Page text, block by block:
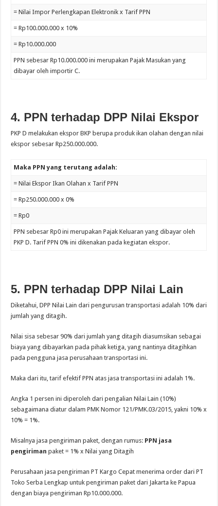
= Nilai Impor Perlengkapan Elektronik x Tarif PPN
= Rp100.000.000 x 10%
= Rp10.000.000
PPN sebesar Rp10.000.000 ini merupakan Pajak Masukan yang
dibayar oleh importir C.
4. PPN terhadap DPP Nilai Ekspor
PKP D melakukan ekspor BKP berupa produk ikan olahan dengan nilai
ekspor sebesar Rp250.000.000.
Maka PPN yang terutang adalah:
= Nilai Ekspor Ikan Olahan x Tarif PPN
= Rp250.000.000 x 0%
= Rp0
PPN sebesar Rp0 ini merupakan Pajak Keluaran yang dibayar oleh
PKP D. Tarif PPN 0% ini dikenakan pada kegiatan ekspor.
5. PPN terhadap DPP Nilai Lain
Diketahui, DPP Nilai Lain dari pengurusan transportasi adalah 10% dari
jumlah yang ditagih.
Nilai sisa sebesar 90% dari jumlah yang ditagih diasumsikan sebagai
biaya yang dibayarkan pada pihak ketiga, yang nantinya ditagihkan
pada pengguna jasa perusahaan transportasi ini.
Maka dari itu, tarif efektif PPN atas jasa transportasi ini adalah 1%.
Angka 1 persen ini diperoleh dari pengalian Nilai Lain (10%)
sebagaimana diatur dalam PMK Nomor 121/PMK.03/2015, yakni 10% x
10% = 1%.
Misalnya jasa pengiriman paket, dengan rumus: PPN jasa
pengirimanpaket = 1% x Nilai yang Ditagih
Perusahaan jasa pengiriman PT Kargo Cepat menerima order dari PT
Toko Serba Lengkap untuk pengiriman paket dari Jakarta ke Papua
dengan biaya pengiriman Rp10.000.000.